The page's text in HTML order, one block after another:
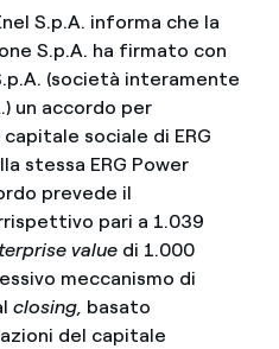
S.p.A. informa che la
S.p.A. ha firmato con
(società interamente
un accordo per
sociale di ERG
stessa ERG Power
prevede il
pari a 1.039
valuedi 1.000
meccanismo di
closing, basato
del capitale